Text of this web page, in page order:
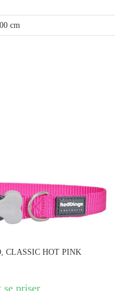
cm
CLASSIC HOT PINK
priser